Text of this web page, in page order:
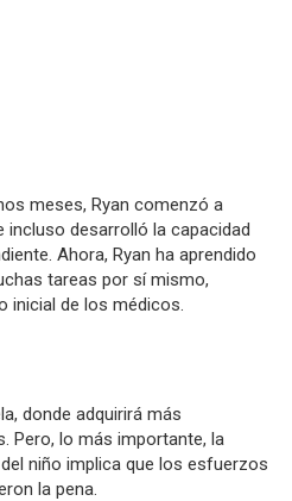
meses, Ryan comenzó a
desarrolló la capacidad
Ahora, Ryan ha aprendido
tareas por sí mismo,
inicial de los médicos.
donde adquirirá más
Pero, lo más importante, la
niño implica que los esfuerzos
la pena.